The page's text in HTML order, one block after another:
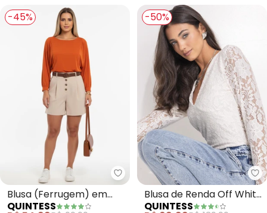
-45%
Quintess - Blusa (Ferrugem)
Blusa (Ferrugem) em
Malha de Viscose
QUINTESS
-50%
Blusa de Renda Off White
com Decote V e Manga
QUINTESS